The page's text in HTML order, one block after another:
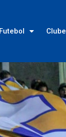
Futebol Clube